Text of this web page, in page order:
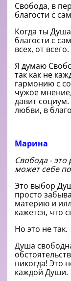
Свобода, в
благости с
Когда ты
благости с
всех, от всего.
Я думаю
так как не
гармонию с
чужое
давит
любви, в
Марина
Свобода -
может себе
Это выбор
просто
материю и
кажется, что
Но это не так.
Душа
никогда! Это
каждой Души.